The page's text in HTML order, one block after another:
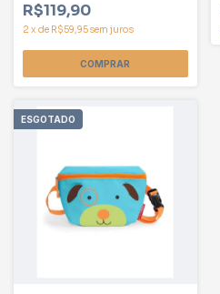
R$119,90
2 x de R$59,95sem juros
ESGOTADO